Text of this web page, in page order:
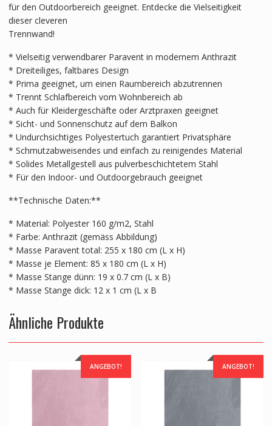
für den Outdoorbereich geeignet. Entdecke die Vielseitigkeit
dieser cleveren
Trennwand!
* Vielseitig verwendbarer Paravent in modernem Anthrazit
* Dreiteiliges, faltbares Design
* Prima geeignet, um einen Raumbereich abzutrennen
* Trennt Schlafbereich vom Wohnbereich ab
* Auch für Kleidergeschäfte oder Arztpraxen geeignet
* Sicht- und Sonnenschutz auf dem Balkon
* Undurchsichtiges Polyestertuch garantiert Privatsphäre
* Schmutzabweisendes und einfach zu reinigendes Material
* Solides Metallgestell aus pulverbeschichtetem Stahl
* Für den Indoor- und Outdoorgebrauch geeignet
**Technische Daten:**
* Material: Polyester 160 g/m2, Stahl
* Farbe: Anthrazit (gemäss Abbildung)
* Masse Paravent total: 255 x 180 cm (L x H)
* Masse je Element: 85 x 180 cm (L x H)
* Masse Stange dünn: 19 x 0.7 cm (L x B)
* Masse Stange dick: 12 x 1 cm (L x B
Ähnliche Produkte
ANGEBOT! ANGEBOT!